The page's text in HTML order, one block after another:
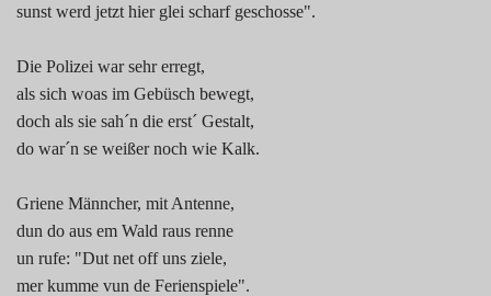
sunst werd jetzt hier glei scharf geschosse".
Die Polizei war sehr erregt,
als sich woas im Gebüsch bewegt,
doch als sie sah´n die erst´ Gestalt,
do war´n se weißer noch wie Kalk.
Griene Männcher, mit Antenne,
dun do aus em Wald raus renne
un rufe: "Dut net off uns ziele,
mer kumme vun de Ferienspiele".